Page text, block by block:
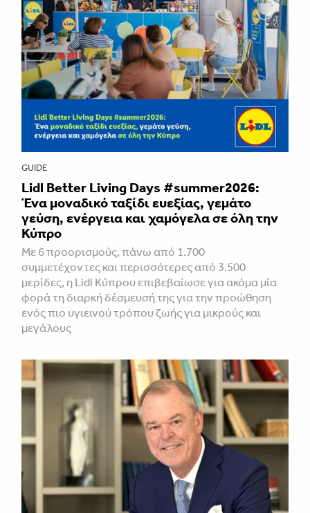
GUIDE
Lidl Better Living Days #summer2026:
Ένα μοναδικό ταξίδι ευεξίας, γεμάτο
γεύση, ενέργεια και χαμόγελα σε όλη την
Κύπρο
Με 6 προορισμούς, πάνω από 1.700
συμμετέχοντες και περισσότερες από 3.500
μερίδες, η Lidl Κύπρου επιβεβαίωσε για ακόμα μία
φορά τη διαρκή δέσμευσή της για την προώθηση
ενός πιο υγιεινού τρόπου ζωής για μικρούς και
μεγάλους